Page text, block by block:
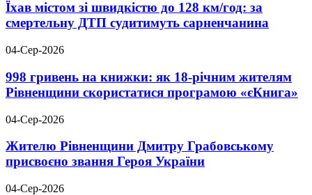
Їхав містом зі швидкістю до 128 км/год: за
смертельну ДТП судитимуть сарненчанина
04-Сер-2026
998 гривень на книжки: як 18-річним жителям
Рівненщини скористатися програмою «єКнига»
04-Сер-2026
Жителю Рівненщини Дмитру Грабовському
присвоєно звання Героя України
04-Сер-2026